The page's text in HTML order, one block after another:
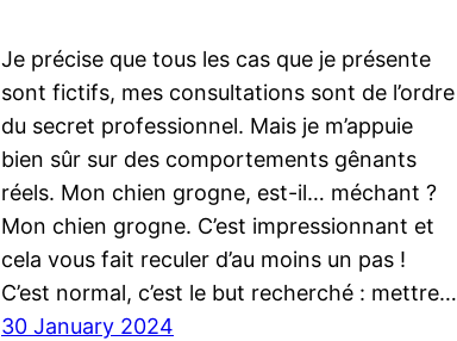
Je précise que tous les cas que je présente
sont fictifs, mes consultations sont de l’ordre
du secret professionnel. Mais je m’appuie
bien sûr sur des comportements gênants
réels. Mon chien grogne, est-il… méchant ?
Mon chien grogne. C’est impressionnant et
cela vous fait reculer d’au moins un pas !
C’est normal, c’est le but recherché : mettre…
30 January 2024